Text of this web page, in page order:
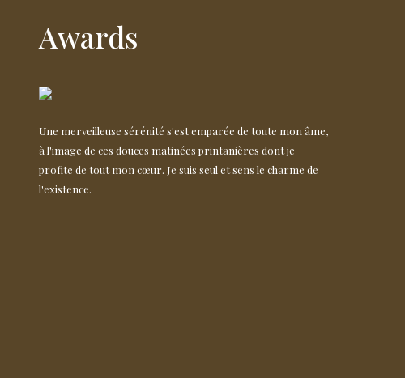
Awards
Une merveilleuse sérénité s'est emparée de toute mon âme,
à l'image de ces douces matinées printanières dont je
profite de tout mon cœur. Je suis seul et sens le charme de
l'existence.